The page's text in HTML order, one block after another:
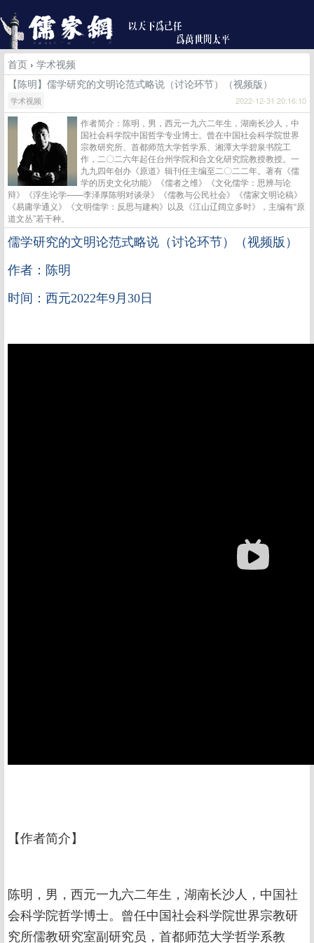
首页 › 学术视频
【陈明】儒学研究的文明论范式略说（讨论环节）（视频版）
学术视频 2022-12-31 20:16:10
作者简介：陈明，男，西元一九六二年生，湖南长沙人，中
国社会科学院中国哲学专业博士。曾在中国社会科学院世界
宗教研究所、首都师范大学哲学系、湘潭大学碧泉书院工
作，二〇二六年起任台州学院和合文化研究院教授教授。一
九九四年创办《原道》辑刊任主编至二〇二二年。著有《儒
学的历史文化功能》《儒者之维》《文化儒学：思辨与论
辩》《浮生论学——李泽厚陈明对谈录》《儒教与公民社会》《儒家文明论稿》
《易庸学通义》《文明儒学：反思与建构》以及《江山辽阔立多时》，主编有“原
道文丛”若干种。
儒学研究的文明论范式略说（讨论环节）（视频版）
作者：陈明
时间：西元2022年9月30日
【作者简介】
陈明，男，西元一九六二年生，湖南长沙人，中国社
会科学院哲学博士。曾任中国社会科学院世界宗教研
究所儒教研究室副研究员，首都师范大学哲学系教